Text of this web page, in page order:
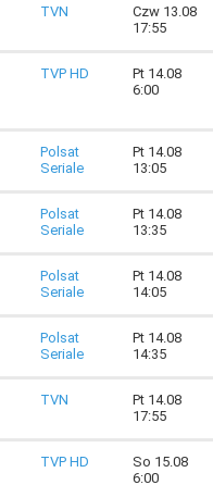
TVN
Czw 13.08
17:55
TVP HD
Pt 14.08
6:00
Polsat
Seriale
Pt 14.08
13:05
Polsat
Seriale
Pt 14.08
13:35
Polsat
Seriale
Pt 14.08
14:05
Polsat
Seriale
Pt 14.08
14:35
TVN
Pt 14.08
17:55
TVP HD
So 15.08
6:00